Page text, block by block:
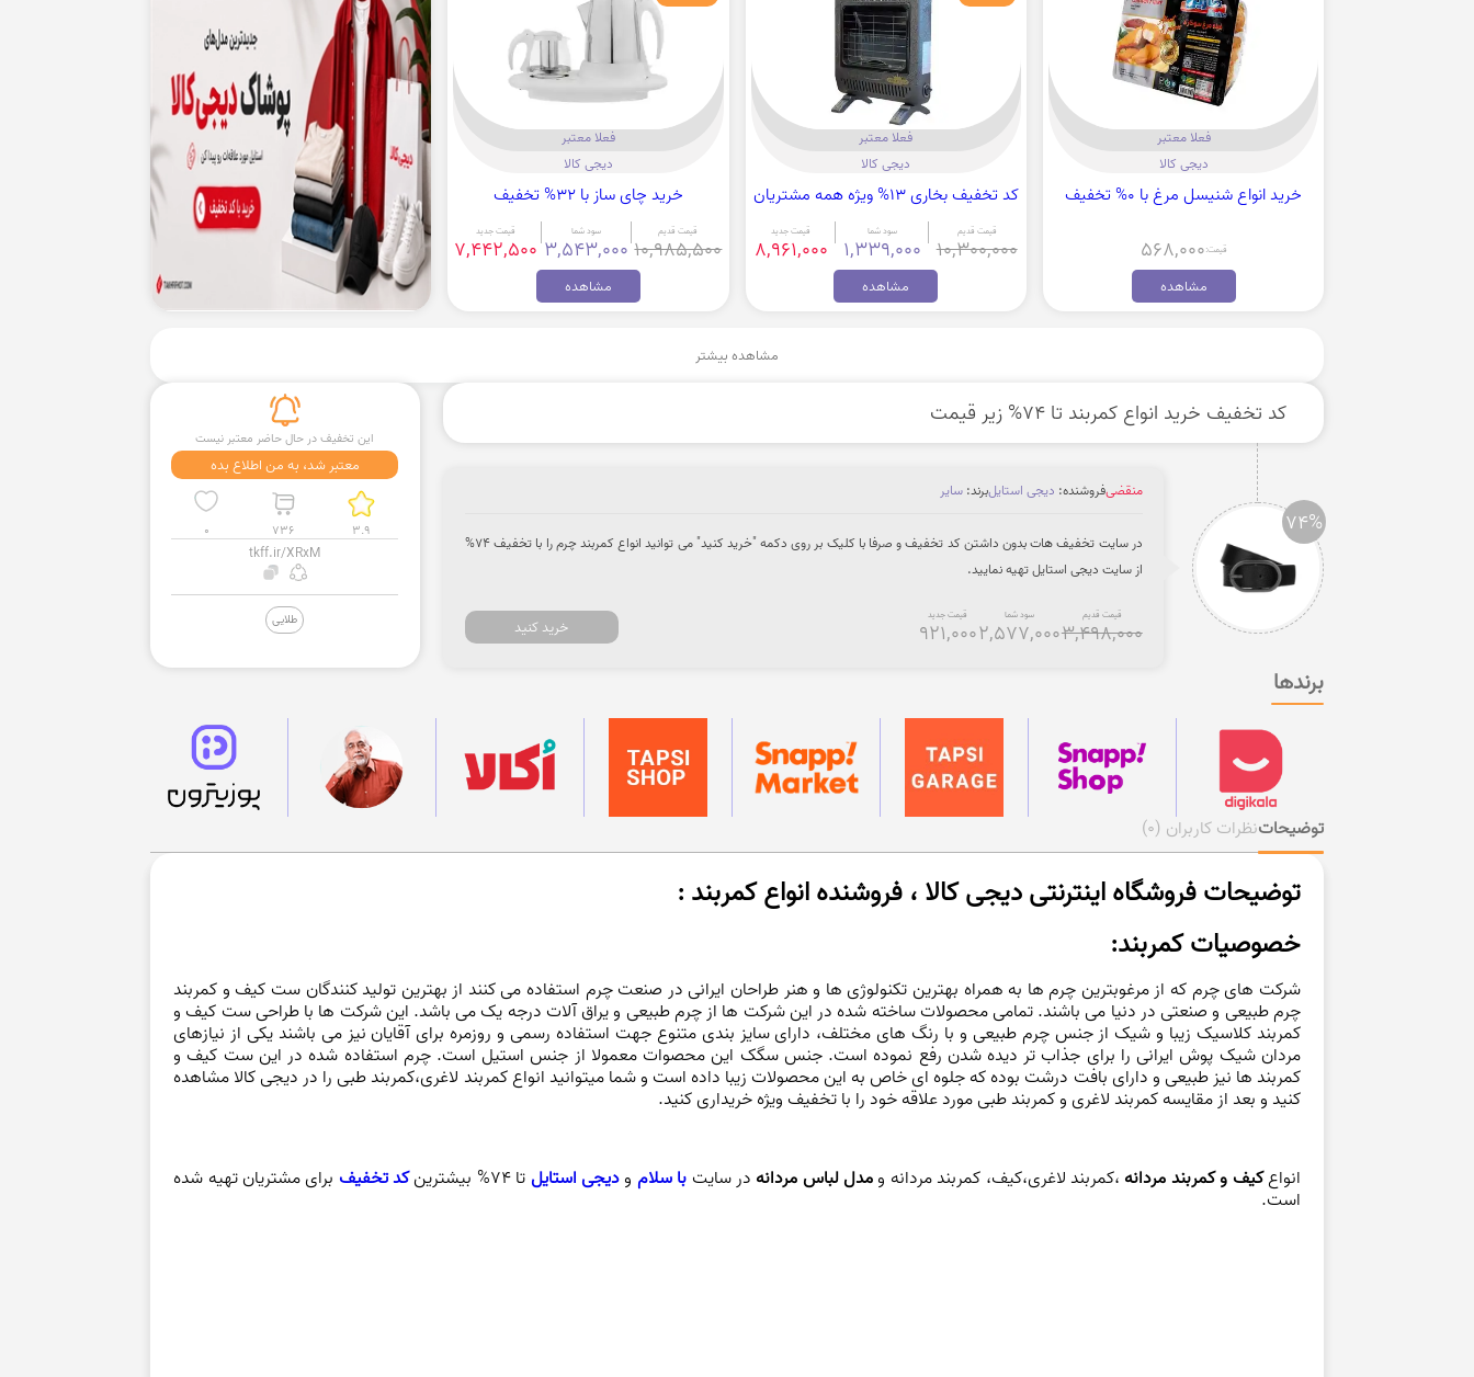
فعلا معتبر
دیجی کالا
خرید انواع شنیسل مرغ با 0% تخفیف
قیمت:568,000
مشاهده
فعلا معتبر
دیجی کالا
کد تخفیف بخاری 13% ویژه همه مشتریان
قیمت قدیم
10,300,000
سود شما
1,339,000
قیمت جدید
8,961,000
مشاهده
فعلا معتبر
دیجی کالا
خرید چای ساز با 32% تخفیف
قیمت قدیم
10,985,500
سود شما
3,543,000
قیمت جدید
7,442,500
مشاهده
مشاهده بیشتر
کد تخفیف خرید انواع کمربند تا 74% زیر قیمت
این تخفیف در حال حاضر معتبر نیست
معتبر شد، به من اطلاع بده
0 736 3.9
tkff.ir/XRxM
طلایی
74%
منقضیفروشنده: دیجی استایلبرند:سایر
در سایت تخفیف هات بدون داشتن کد تخفیف و صرفا با کلیک بر روی دکمه "خرید کنید" می توانید انواع کمربند چرم را با تخفیف 74%
از سایت دیجی استایل تهیه نمایید.
قیمت قدیم
3,498,000
سود شما
2,577,000
قیمت جدید
921,000 خرید کنید
برندها
توضیحاتنظرات کاربران (0)
توضیحات فروشگاه اینترنتی دیجی کالا ، فروشنده انواع کمربند :
خصوصیات کمربند:
شرکت های چرم که از مرغوبترین چرم ها به همراه بهترین تکنولوژی ها و هنر طراحان ایرانی در صنعت چرم استفاده می کنند از بهترین تولید کنندگان ست کیف و کمربند
چرم طبیعی و صنعتی در دنیا می باشند. تمامی محصولات ساخته شده در این شرکت ها از چرم طبیعی و یراق آلات درجه یک می باشد. این شرکت ها با طراحی ست کیف و
کمربند کلاسیک زیبا و شیک از جنس چرم طبیعی و با رنگ های مختلف، دارای سایز بندی متنوع جهت استفاده رسمی و روزمره برای آقایان نیز می باشند یکی از نیازهای
مردان شیک پوش ایرانی را برای جذاب تر دیده شدن رفع نموده است. جنس سگک این محصوات معمولا از جنس استیل است. چرم استفاده شده در این ست کیف و
کمربند ها نیز طبیعی و دارای بافت درشت بوده که جلوه ای خاص به این محصولات زیبا داده است و شما میتوانید انواعکمربند لاغری،کمربند طبی را در دیجی کالا مشاهده
کنید و بعد از مقایسه کمربند لاغری و کمربند طبی مورد علاقه خود را با تخفیف ویژه خریداری کنید.
انواعکیف و کمربند مردانه ،کمربند لاغری،کیف، کمربند مردانه و مدل لباس مردانه در سایت با سلام و دیجی استایل تا 74% بیشترین کد تخفیف برای مشتریان تهیه شده
است.